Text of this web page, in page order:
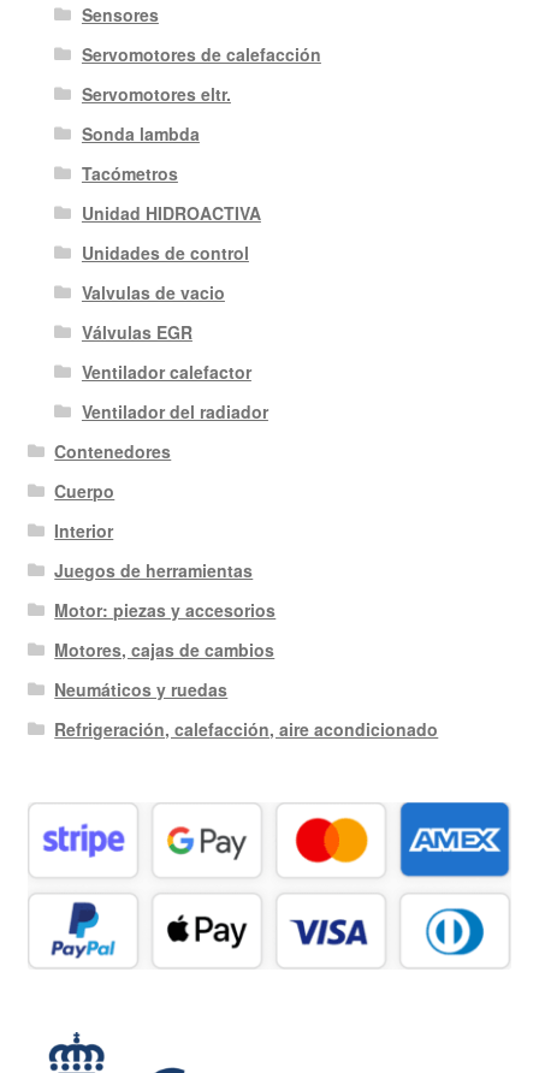
Sensores
Servomotores de calefacción
Servomotores eltr.
Sonda lambda
Tacómetros
Unidad HIDROACTIVA
Unidades de control
Valvulas de vacio
Válvulas EGR
Ventilador calefactor
Ventilador del radiador
Contenedores
Cuerpo
Interior
Juegos de herramientas
Motor: piezas y accesorios
Motores, cajas de cambios
Neumáticos y ruedas
Refrigeración, calefacción, aire acondicionado